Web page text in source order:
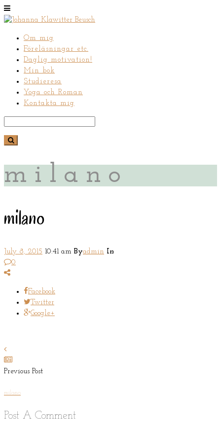
Om mig
Föreläsningar etc.
Daglig motivation!
Min bok
Studieresa
Yoga och Roman
Kontakta mig
milano
milano
July 8, 2015 10:41 am Byadmin In
0
Facebook
Twitter
Google+
Previous Post
milano
Post A Comment